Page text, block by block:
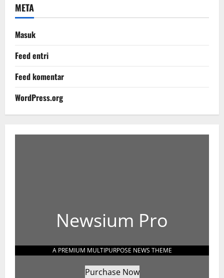
META
Masuk
Feed entri
Feed komentar
WordPress.org
Newsium Pro
A PREMIUM MULTIPURPOSE NEWS THEME
Purchase Now